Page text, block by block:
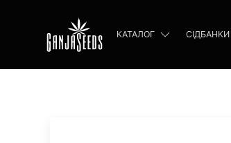
КАТАЛОГ СІДБАНКИ